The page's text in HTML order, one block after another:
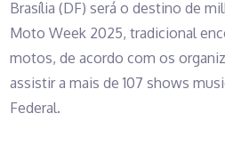
Brasília (DF) será o destino de
Moto Week 2025, tradicional
motos, de acordo com os
assistir a mais de 107 shows
Federal.